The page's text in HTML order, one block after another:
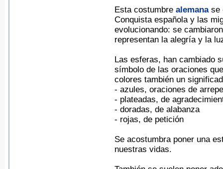
Esta costumbrealemanase
Conquista española y las
evolucionando: se
representan la alegría y la
Las esferas, han cambiado
símbolo de las oraciones
colores también un
- azules, oraciones de
- plateadas, de
- doradas, de alabanza
- rojas, de petición
Se acostumbra poner una
nuestras vidas.